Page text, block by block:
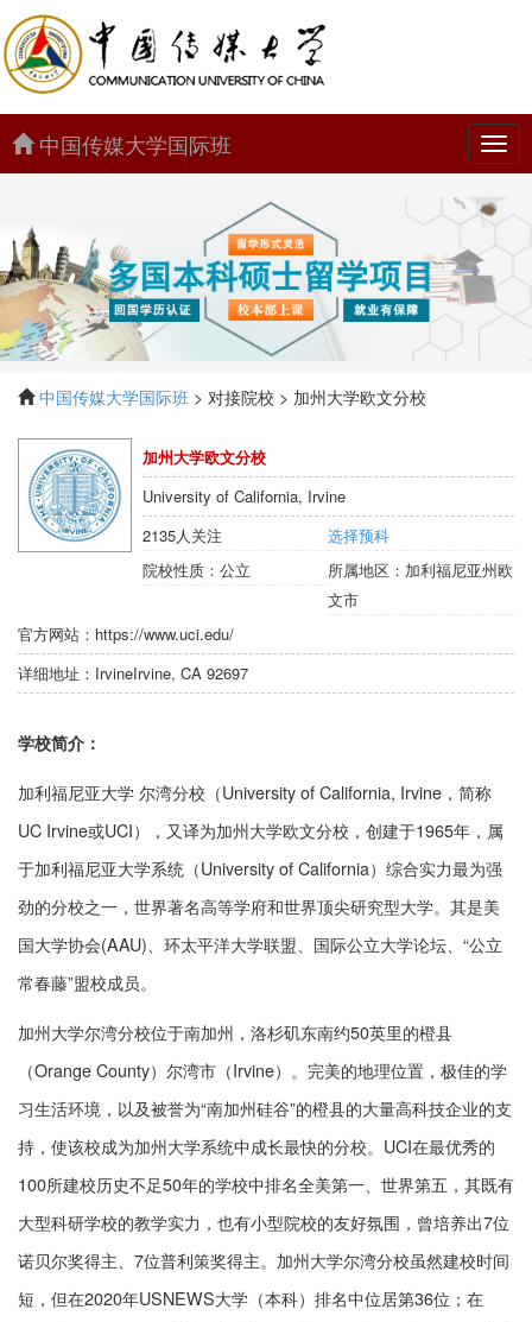
中
国
传
大
学
国
班
中国传媒大学国际班
中国传媒大学国际班 > 对接院校 > 加州大学欧文分校
加州大学欧文分校
University of California, Irvine
2135人关注
选择预科
院校性质： 公立 所属地区： 加利福尼亚州欧
文市
官方网站： https://www.uci.edu/
详细地址： IrvineIrvine, CA 92697
学校简介：
加利福尼亚大学 尔湾分校（University of California, Irvine，简称
UC Irvine或UCI），又译为加州大学欧文分校，创建于1965年，属
于加利福尼亚大学系统（University of California）综合实力最为强
劲的分校之一，世界著名高等学府和世界顶尖研究型大学。其是美
国大学协会(AAU)、环太平洋大学联盟、国际公立大学论坛、“公立
常春藤”盟校成员。
加州大学尔湾分校位于南加州，洛杉矶东南约50英里的橙县
（Orange County）尔湾市（Irvine）。完美的地理位置，极佳的学
习生活环境，以及被誉为“南加州硅谷”的橙县的大量高科技企业的支
持，使该校成为加州大学系统中成长最快的分校。UCI在最优秀的
100所建校历史不足50年的学校中排名全美第一、世界第五，其既有
大型科研学校的教学实力，也有小型院校的友好氛围，曾培养出7位
诺贝尔奖得主、7位普利策奖得主。加州大学尔湾分校虽然建校时间
短，但在2020年USNEWS大学（本科）排名中位居第36位；在